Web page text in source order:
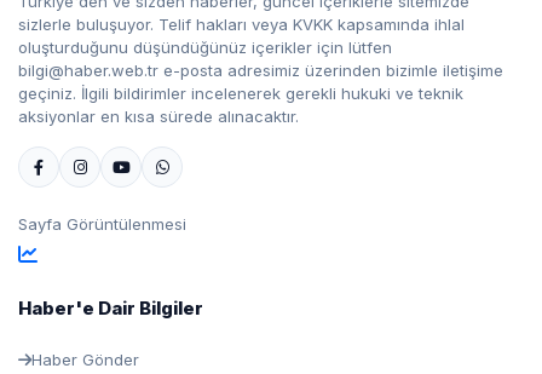
sizlerle buluşuyor. Telif hakları veya KVKK kapsamında ihlal
oluşturduğunu düşündüğünüz içerikler için lütfen
bilgi@haber.web.tr e-posta adresimiz üzerinden bizimle iletişime
geçiniz. İlgili bildirimler incelenerek gerekli hukuki ve teknik
aksiyonlar en kısa sürede alınacaktır.
Sayfa Görüntülenmesi
Haber'e Dair Bilgiler
Haber Gönder